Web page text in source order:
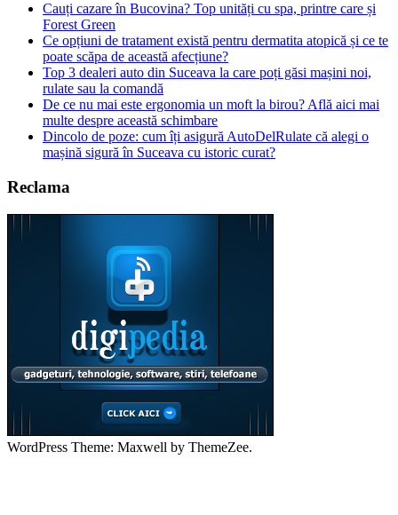
Cauți cazare în Bucovina? Top unități cu spa, printre care și
Forest Green
Ce opțiuni de tratament există pentru dermatita atopică și ce te
poate scăpa de această afecțiune?
Top 3 dealeri auto din Suceava la care poți găsi mașini noi,
rulate sau la comandă
De ce nu mai este ergonomia un moft la birou? Află aici mai
multe despre această schimbare
Dincolo de poze: cum îți asigură AutoDelRulate că alegi o
mașină sigură în Suceava cu istoric curat?
Reclama
WordPress Theme: Maxwell by ThemeZee.